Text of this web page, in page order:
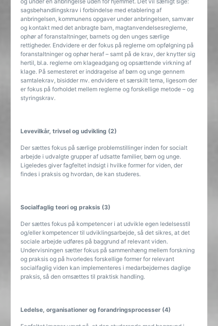
sagsbehandlingskrav i forbindelse med etablering af
anbringelsen, kommunens opgaver under anbringelsen, samvær
og kontakt med det anbragte barn, magtanvendelsesreglerne,
ophør af foranstaltninger, barnets og den unges særlige
rettigheder. Endvidere er der fokus på reglerne om opfølgning på
foranstaltninger og ophør heraf – samt på de krav, der knytter sig
hertil, bl.a. reglerne om klageadgang og opsættende virkning af
klage. På semesteret er inddragelse af børn og unge gennem
samtalekrav, bisidder mv. endvidere et særskilt tema, ligesom der
er fokus på forholdet mellem reglerne og forskellige metode – og
styringskrav.
Levevilkår, trivsel og udvikling (2)
Der sættes fokus på særlige problemstillinger inden for socialt
arbejde i udvalgte grupper af udsatte familier, børn og unge.
Ligeledes giver fagfeltet indsigt i hvilke former for viden, der
findes i praksis og hvordan, de kan studeres.
Socialfaglig teori og praksis (3)
Der sættes fokus på kompetencer i at udvikle egen ledelsesstil
og/eller kompetencer til udviklingsarbejde, så det sikres, at det
sociale arbejde udføres på baggrund af relevant viden.
Undervisningen sætter fokus på sammenhæng mellem forskning
og praksis og på hvorledes forskellige former for relevant
socialfaglig viden kan implementeres i medarbejdernes daglige
praksis, så den omsættes til praktisk handling.
Ledelse, organisationer og forandringsprocesser (4)